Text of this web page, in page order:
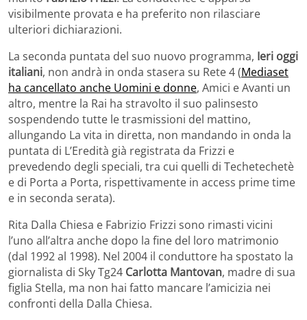
visibilmente provata e ha preferito non rilasciare
ulteriori dichiarazioni.
La seconda puntata del suo nuovo programma, Ieri oggi
italiani, non andrà in onda stasera su Rete 4 (Mediaset
ha cancellato anche Uomini e donne, Amici e Avanti un
altro, mentre la Rai ha stravolto il suo palinsesto
sospendendo tutte le trasmissioni del mattino,
allungando La vita in diretta, non mandando in onda la
puntata di L’Eredità già registrata da Frizzi e
prevedendo degli speciali, tra cui quelli di Techetechetè
e di Porta a Porta, rispettivamente in access prime time
e in seconda serata).
Rita Dalla Chiesa e Fabrizio Frizzi sono rimasti vicini
l’uno all’altra anche dopo la fine del loro matrimonio
(dal 1992 al 1998). Nel 2004 il conduttore ha spostato la
giornalista di Sky Tg24 Carlotta Mantovan, madre di sua
figlia Stella, ma non hai fatto mancare l’amicizia nei
confronti della Dalla Chiesa.